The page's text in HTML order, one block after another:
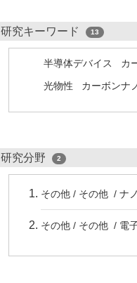
研究キーワード 13
半導体デバイス カ
光物性
カーボンナ
研究分野 2
その他 / その他 / ナ
その他 / その他 / 電